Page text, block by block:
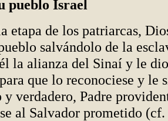
pueblo Israel
etapa de los patriarcas,
salvándolo de la
la alianza del Sinaí y le
que lo reconociese y le
verdadero, Padre
al Salvador prometido (cf.